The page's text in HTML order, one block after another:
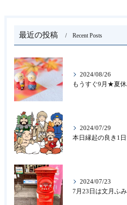
最近の投稿 Recent Posts
2024/08/26
2024/07/29
2024/07/23